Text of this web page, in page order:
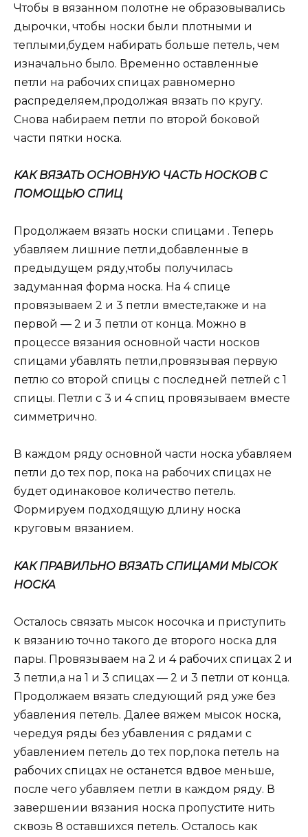
Чтобы в вязанном полотне не образовывались
дырочки, чтобы носки были плотными и
теплыми,будем набирать больше петель, чем
изначально было. Временно оставленные
петли на рабочих спицах равномерно
распределяем,продолжая вязать по кругу.
Снова набираем петли по второй боковой
части пятки носка.
КАК ВЯЗАТЬ ОСНОВНУЮ ЧАСТЬ НОСКОВ С
ПОМОЩЬЮ СПИЦ
Продолжаем вязать носки спицами . Теперь
убавляем лишние петли,добавленные в
предыдущем ряду,чтобы получилась
задуманная форма носка. На 4 спице
провязываем 2 и 3 петли вместе,также и на
первой — 2 и 3 петли от конца. Можно в
процессе вязания основной части носков
спицами убавлять петли,провязывая первую
петлю со второй спицы с последней петлей с 1
спицы. Петли с 3 и 4 спиц провязываем вместе
симметрично.
В каждом ряду основной части носка убавляем
петли до тех пор, пока на рабочих спицах не
будет одинаковое количество петель.
Формируем подходящую длину носка
круговым вязанием.
КАК ПРАВИЛЬНО ВЯЗАТЬ СПИЦАМИ МЫСОК
НОСКА
Осталось связать мысок носочка и приступить
к вязанию точно такого де второго носка для
пары. Провязываем на 2 и 4 рабочих спицах 2 и
3 петли,а на 1 и 3 спицах — 2 и 3 петли от конца.
Продолжаем вязать следующий ряд уже без
убавления петель. Далее вяжем мысок носка,
чередуя ряды без убавления с рядами с
убавлением петель до тех пор,пока петель на
рабочих спицах не останется вдвое меньше,
после чего убавляем петли в каждом ряду. В
завершении вязания носка пропустите нить
сквозь 8 оставшихся петель. Осталось как